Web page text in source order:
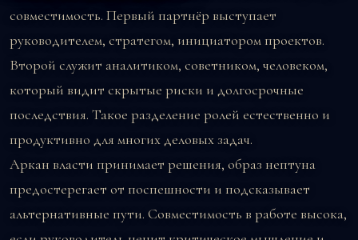
совместимость. Первый партнёр выступает
руководителем, стратегом, инициатором проектов.
Второй служит аналитиком, советником, человеком,
который видит скрытые риски и долгосрочные
последствия. Такое разделение ролей естественно и
продуктивно для многих деловых задач.
Аркан власти принимает решения, образ нептуна
предостерегает от поспешности и подсказывает
альтернативные пути. Совместимость в работе высока,